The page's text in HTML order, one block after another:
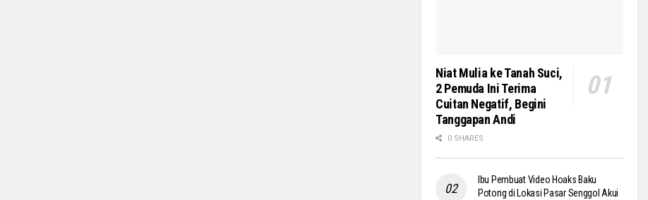
Niat Mulia ke Tanah Suci,
2 Pemuda Ini Terima
Cuitan Negatif, Begini
Tanggapan Andi
0 SHARES
Ibu Pembuat Video Hoaks Baku
Potong di Lokasi Pasar Senggol Akui